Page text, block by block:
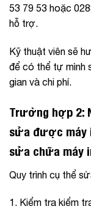
53 79 53 hoặc
hỗ trợ.
Kỹ thuật viên sẽ
để có thể tự mình
gian và chi phí.
Trường hợp 2:
sửa được máy
sửa chữa máy
Quy trình cụ thể
1. Kiểm tra kiểm